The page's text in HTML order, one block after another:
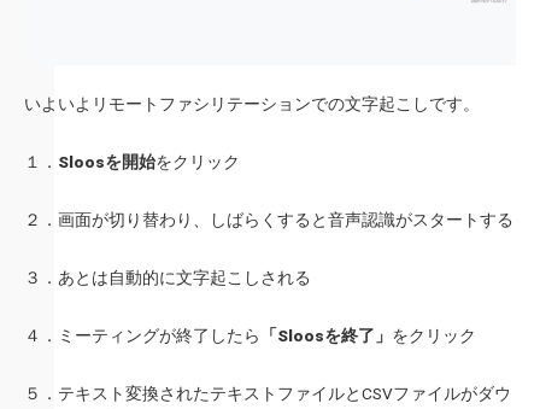
いよいよリモートファシリテーションでの文字起こしです。
１． Sloosを開始をクリック
２．画面が切り替わり、しばらくすると音声認識がスタートする
３．あとは自動的に文字起こしされる
４．ミーティングが終了したら 「Sloosを終了」 をクリック
５．テキスト変換されたテキストファイルとCSVファイルがダウ